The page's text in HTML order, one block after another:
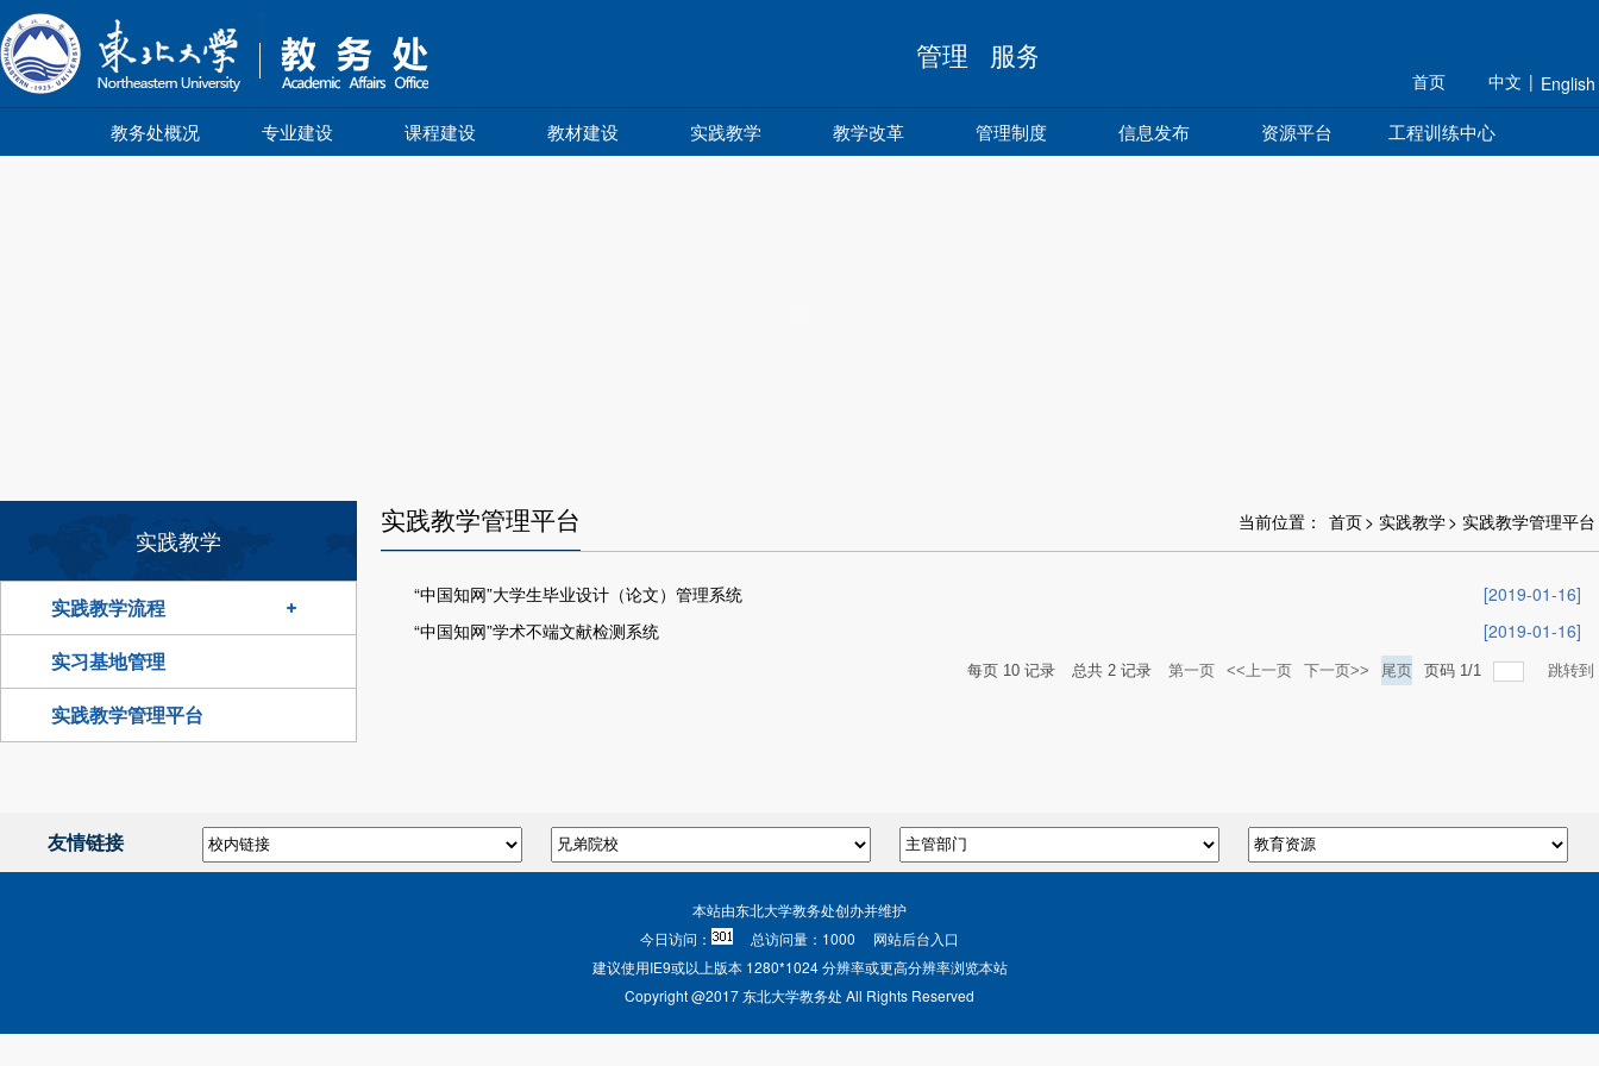
管理 服务 规划 组织 研究 育人
首页 中文 | English
教务处概况 专业建设 课程建设 教材建设 实践教学 教学改革 管理制度 信息发布 资源平台 工程训练中心
实践教学
实践教学流程
实习基地管理
实践教学管理平台
实践教学管理平台 当前位置： 首页> 实践教学> 实践教学管理平台
“中国知网”大学生毕业设计（论文）管理系统
[2019-01-16]
“中国知网”学术不端文献检测系统
[2019-01-16]
每页 10 记录 总共 2 记录 第一页 <<上一页 下一页>> 尾页 页码 1/1 跳转到
友情链接
本站由东北大学教务处创办并维护
今日访问：
总访问量： 1000
网站后台入口
建议使用IE9或以上版本 1280*1024 分辨率或更高分辨率浏览本站
Copyright @2017 东北大学教务处 All Rights Reserved